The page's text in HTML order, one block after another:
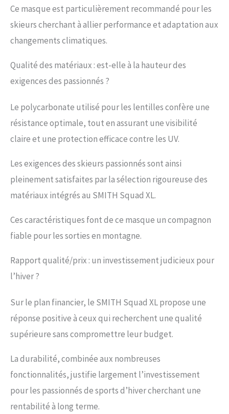
Ce masque est particulièrement recommandé pour les
skieurs cherchant à allier performance et adaptation aux
changements climatiques.
Qualité des matériaux : est-elle à la hauteur des
exigences des passionnés ?
Le polycarbonate utilisé pour les lentilles confère une
résistance optimale, tout en assurant une visibilité
claire et une protection efficace contre les UV.
Les exigences des skieurs passionnés sont ainsi
pleinement satisfaites par la sélection rigoureuse des
matériaux intégrés au SMITH Squad XL.
Ces caractéristiques font de ce masque un compagnon
fiable pour les sorties en montagne.
Rapport qualité/prix : un investissement judicieux pour
l’hiver ?
Sur le plan financier, le SMITH Squad XL propose une
réponse positive à ceux qui recherchent une qualité
supérieure sans compromettre leur budget.
La durabilité, combinée aux nombreuses
fonctionnalités, justifie largement l’investissement
pour les passionnés de sports d’hiver cherchant une
rentabilité à long terme.